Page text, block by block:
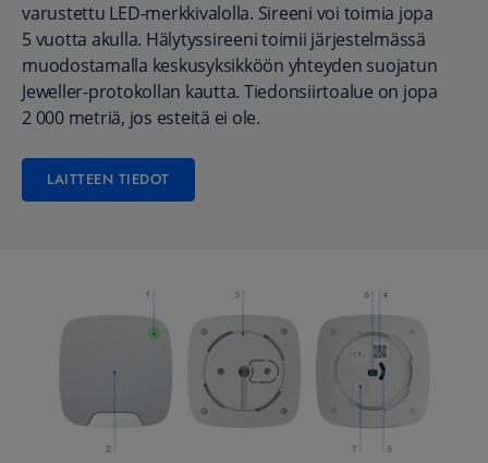
varustettu LED-merkkivalolla. Sireeni voi toimia jopa
5 vuotta akulla. Hälytyssireeni toimii järjestelmässä
muodostamalla keskusyksikköön yhteyden suojatun
Jeweller-protokollan kautta. Tiedonsiirtoalue on jopa
2 000 metriä, jos esteitä ei ole.
LAITTEEN TIEDOT